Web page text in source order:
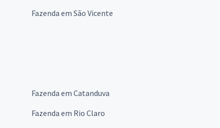
Fazenda em São Vicente
Fazenda em Catanduva
Fazenda em Rio Claro